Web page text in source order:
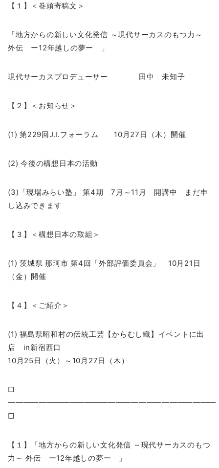
【１】＜巻頭寄稿文＞
「地方からの新しい文化発信 ～現代サーカスのもつ力～
外伝 ー12年越しの夢ー 」
現代サーカスプロデューサー 田中 未知子
【２】＜お知らせ＞
(1) 第229回J.I.フォーラム 10月27日（木）開催
(2) 今後の構想日本の活動
(3)「現場みらい塾」 第4期 7月～11月 開講中 まだ申
し込みできます
【３】＜構想日本の取組＞
(1) 茨城県 那珂市 第4回「外部評価委員会」 10月21日
（金）開催
【４】＜ご紹介＞
(1) 福島県昭和村の伝統工芸【からむし織】イベントに出
店 in新宿西口
10月25日（火）～10月27日（木）
□
□
【１】「地方からの新しい文化発信 ～現代サーカスのもつ
力～ 外伝 ー12年越しの夢ー 」